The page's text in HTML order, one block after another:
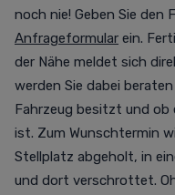
noch nie! Geben Sie den
Anfrageformular ein.
der Nähe meldet sich
werden Sie dabei
Fahrzeug besitzt und ob
ist. Zum Wunschtermin
Stellplatz abgeholt, in
und dort verschrottet.